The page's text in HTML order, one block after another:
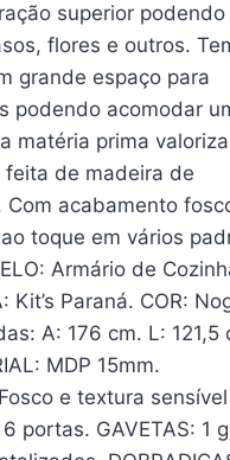
superior podendo
flores e outros.
grande espaço para
podendo acomodar
matéria prima
de madeira de
acabamento
toque em vários
Armário de
Kit’s Paraná. COR:
A: 176 cm. L: 121,5
MDP 15mm.
e textura
portas. GAVETAS: 1